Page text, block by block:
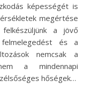
képességét is
megértése
a jövő
és a
nemcsak a
a mindennapi
hőségek…